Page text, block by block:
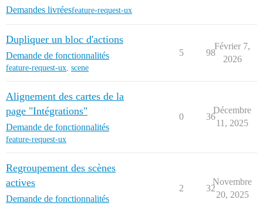
Demandes livréesfeature-request-ux
Dupliquer un bloc d'actions
Demande de fonctionnalités
feature-request-ux, scene
5 98
Février 7,
2026
Alignement des cartes de la
page "Intégrations"
Demande de fonctionnalités
feature-request-ux
0 36
Décembre
11, 2025
Regroupement des scènes
actives
Demande de fonctionnalités
2 32
Novembre
20, 2025